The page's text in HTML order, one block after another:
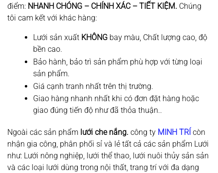
điểm: NHANH CHÓNG – CHÍNH XÁC – TIẾT KIỆM. Chúng
tôi cam kết với khác hàng:
Lưới sản xuất KHÔNGbay màu, Chất lượng cao, độ
bền cao.
Bảo hành, bảo trì sản phẩm phù hợp với từng loại
sản phẩm.
Giá cạnh tranh nhất trên thị trường.
Giao hàng nhanh nhất khi có đơn đặt hàng hoặc
giao đúng tiến độ như đã thỏa thuận..
Ngoài các sản phẩm lưới che nắng. công ty MINH TRÍ còn
nhận gia công, phân phối sỉ và lẻ tất cả các sản phẩm Lưới
như: Lưới nông nghiệp, lưới thể thao, lưới nuôi thủy sản sản
và các loại lưới dùng trong nội thất, trang trí với đa dạng